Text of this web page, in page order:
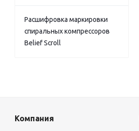
Расшифровка маркировки
спиральных компрессоров
Belief Scroll
Компания